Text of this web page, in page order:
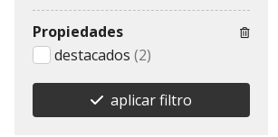
Propiedades
destacados (2)
aplicar filtro